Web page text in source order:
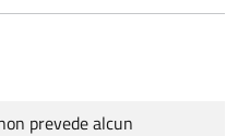
prevede alcun